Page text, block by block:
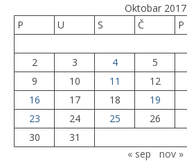
Oktobar 2017
P
U S Č P
2
3 4 5
9
10 11 12
16
17 18 19
23
24 25 26
30
31
« sep
nov »